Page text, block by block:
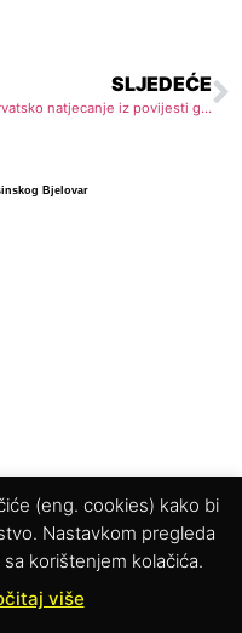
SLJEDEĆE
6. hrvatsko natjecanje iz povijesti glazbe
Bjelovar
(eng. cookies) kako bi
Nastavkom pregleda
korištenjem kolačića.
više